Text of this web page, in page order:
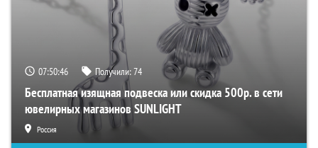
07:50:45 Получили:74
Бесплатная изящная подвеска или скидка 500р. в сети
ювелирных магазинов SUNLIGHT
Россия